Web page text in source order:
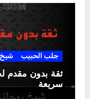
جلب الحبيب شيخ
ثقة بدون مقدم
سريعة